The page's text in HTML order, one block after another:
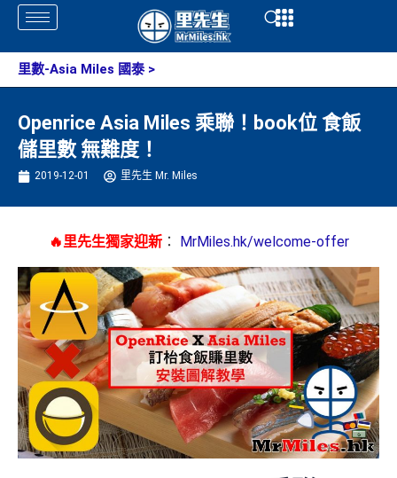
Skip
content
Open
里數-Asia Miles 國泰>
Openrice Asia Miles 乘聯！book位 食飯
儲里數 無難度！
2019-12-01 里先生 Mr. Miles
🔥里先生獨家迎新： MrMiles.hk/welcome-offer